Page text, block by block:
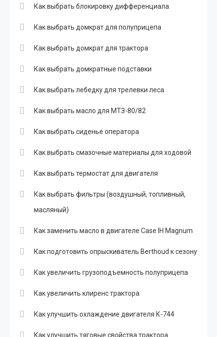
Как выбрать блокировку дифференциала
Как выбрать домкрат для полуприцепа
Как выбрать домкрат для трактора
Как выбрать домкратные подставки
Как выбрать лебедку для трелевки леса
Как выбрать масло для МТЗ-80/82
Как выбрать сиденье оператора
Как выбрать смазочные материалы для ходовой
Как выбрать термостат для двигателя
Как выбрать фильтры (воздушный, топливный,
масляный)
Как заменить масло в двигателе Case IH Magnum
Как подготовить опрыскиватель Berthoud к сезону
Как увеличить грузоподъемность полуприцепа
Как увеличить клиренс трактора
Как улучшить охлаждение двигателя К-744
Как улучшить тяговые свойства трактора